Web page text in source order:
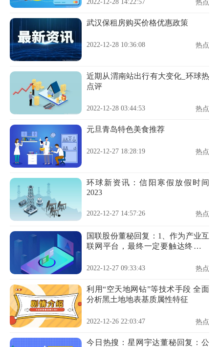
2022-12-28 14:22:57 热点
武汉保租房购买价格优惠政策
2022-12-28 10:36:08 热点
近期从渭南站出行有大变化_环球热
点评
2022-12-28 03:44:53 热点
元旦青岛特色美食推荐
2022-12-27 18:28:19 热点
环球新资讯：信阳寒假放假时间
2023
2022-12-27 14:57:26 热点
国联股份董秘回复：1、作为产业互
联网平台，最终一定要触达终端企
提质增效
2022-12-27 09:33:43 热点
利用“空天地网钻”等技术手段 全面
分析黑土地地表基质属性特征
2022-12-26 22:03:47 热点
今日热搜：星网宇达董秘回复：公